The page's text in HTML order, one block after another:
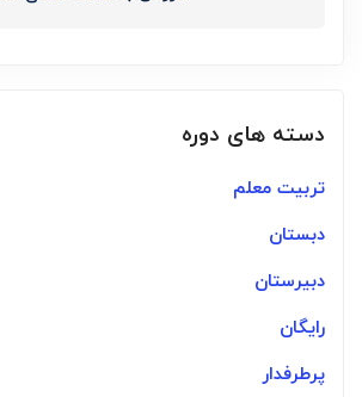
دسته های دوره
تربیت معلم
دبستان
دبیرستان
رایگان
پرطرفدار